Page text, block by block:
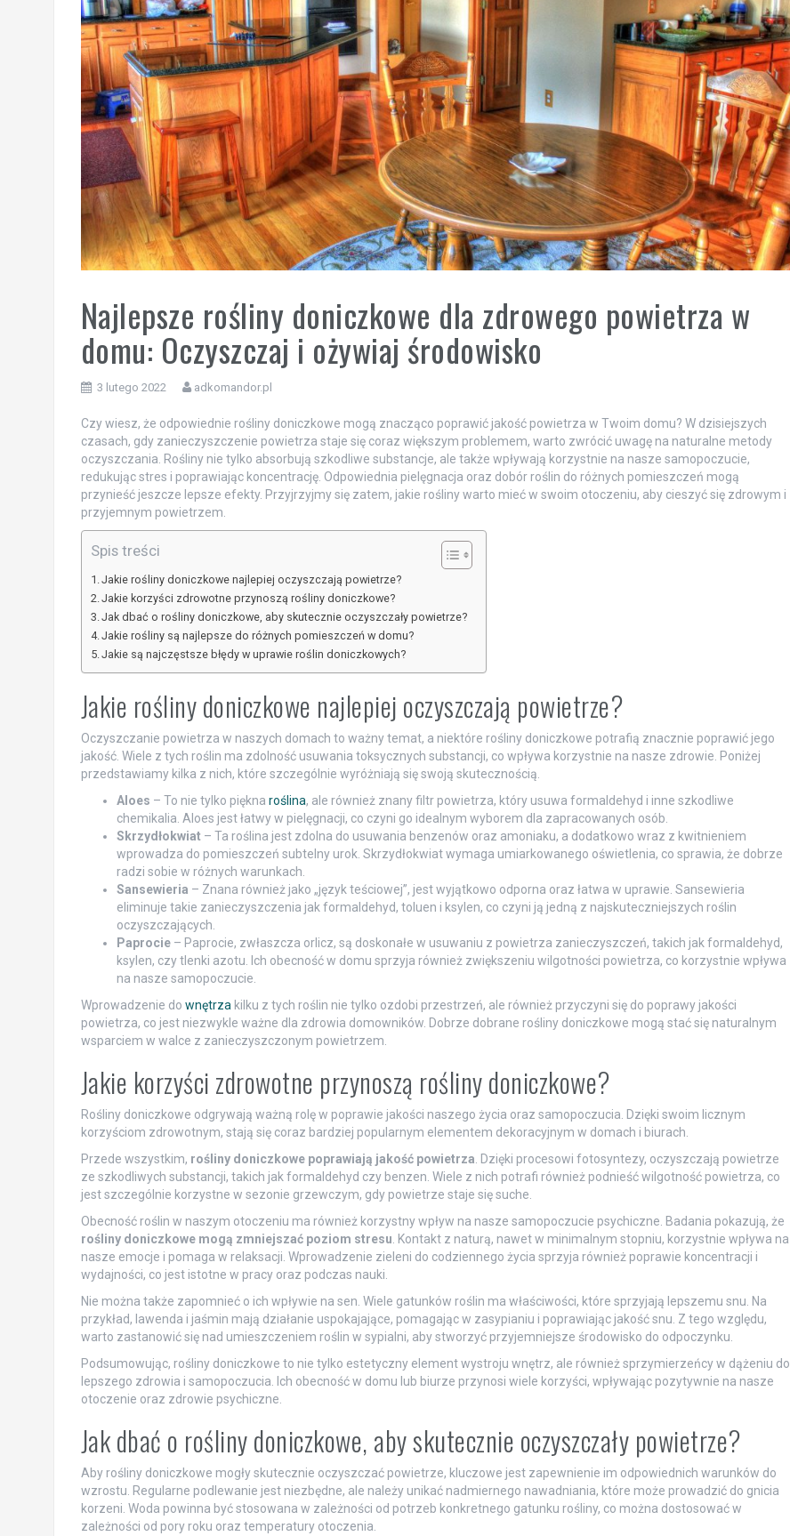
Najlepsze rośliny doniczkowe dla zdrowego powietrza w
domu: Oczyszczaj i ożywiaj środowisko
3 lutego 2022 adkomandor.pl
Czy wiesz, że odpowiednie rośliny doniczkowe mogą znacząco poprawić jakość powietrza w Twoim domu? W dzisiejszych
czasach, gdy zanieczyszczenie powietrza staje się coraz większym problemem, warto zwrócić uwagę na naturalne metody
oczyszczania. Rośliny nie tylko absorbują szkodliwe substancje, ale także wpływają korzystnie na nasze samopoczucie,
redukując stres i poprawiając koncentrację. Odpowiednia pielęgnacja oraz dobór roślin do różnych pomieszczeń mogą
przynieść jeszcze lepsze efekty. Przyjrzyjmy się zatem, jakie rośliny warto mieć w swoim otoczeniu, aby cieszyć się zdrowym i
przyjemnym powietrzem.
Spis treści
Jakie rośliny doniczkowe najlepiej oczyszczają powietrze?
Jakie korzyści zdrowotne przynoszą rośliny doniczkowe?
Jak dbać o rośliny doniczkowe, aby skutecznie oczyszczały powietrze?
Jakie rośliny są najlepsze do różnych pomieszczeń w domu?
Jakie są najczęstsze błędy w uprawie roślin doniczkowych?
Jakie rośliny doniczkowe najlepiej oczyszczają powietrze?
Oczyszczanie powietrza w naszych domach to ważny temat, a niektóre rośliny doniczkowe potrafią znacznie poprawić jego
jakość. Wiele z tych roślin ma zdolność usuwania toksycznych substancji, co wpływa korzystnie na nasze zdrowie. Poniżej
przedstawiamy kilka z nich, które szczególnie wyróżniają się swoją skutecznością.
Aloes – To nie tylko piękna roślina, ale również znany filtr powietrza, który usuwa formaldehyd i inne szkodliwe
chemikalia. Aloes jest łatwy w pielęgnacji, co czyni go idealnym wyborem dla zapracowanych osób.
Skrzydłokwiat– Ta roślina jest zdolna do usuwania benzenów oraz amoniaku, a dodatkowo wraz z kwitnieniem
wprowadza do pomieszczeń subtelny urok. Skrzydłokwiat wymaga umiarkowanego oświetlenia, co sprawia, że dobrze
radzi sobie w różnych warunkach.
Sansewieria – Znana również jako „język teściowej”, jest wyjątkowo odporna oraz łatwa w uprawie. Sansewieria
eliminuje takie zanieczyszczenia jak formaldehyd, toluen i ksylen, co czyni ją jedną z najskuteczniejszych roślin
oczyszczających.
Paprocie– Paprocie, zwłaszcza orlicz, są doskonałe w usuwaniu z powietrza zanieczyszczeń, takich jak formaldehyd,
ksylen, czy tlenki azotu. Ich obecność w domu sprzyja również zwiększeniu wilgotności powietrza, co korzystnie wpływa
na nasze samopoczucie.
Wprowadzenie do wnętrzakilku z tych roślin nie tylko ozdobi przestrzeń, ale również przyczyni się do poprawy jakości
powietrza, co jest niezwykle ważne dla zdrowia domowników. Dobrze dobrane rośliny doniczkowe mogą stać się naturalnym
wsparciem w walce z zanieczyszczonym powietrzem.
Jakie korzyści zdrowotne przynoszą rośliny doniczkowe?
Rośliny doniczkowe odgrywają ważną rolę w poprawie jakości naszego życia oraz samopoczucia. Dzięki swoim licznym
korzyściom zdrowotnym, stają się coraz bardziej popularnym elementem dekoracyjnym w domach i biurach.
Przede wszystkim, rośliny doniczkowe poprawiają jakość powietrza. Dzięki procesowi fotosyntezy, oczyszczają powietrze
ze szkodliwych substancji, takich jak formaldehyd czy benzen. Wiele z nich potrafi również podnieść wilgotność powietrza, co
jest szczególnie korzystne w sezonie grzewczym, gdy powietrze staje się suche.
Obecność roślin w naszym otoczeniu ma również korzystny wpływ na nasze samopoczucie psychiczne. Badania pokazują, że
rośliny doniczkowe mogą zmniejszać poziom stresu. Kontakt z naturą, nawet w minimalnym stopniu, korzystnie wpływa na
nasze emocje i pomaga w relaksacji. Wprowadzenie zieleni do codziennego życia sprzyja również poprawie koncentracji i
wydajności, co jest istotne w pracy oraz podczas nauki.
Nie można także zapomnieć o ich wpływie na sen. Wiele gatunków roślin ma właściwości, które sprzyjają lepszemu snu. Na
przykład, lawenda i jaśmin mają działanie uspokajające, pomagając w zasypianiu i poprawiając jakość snu. Z tego względu,
warto zastanowić się nad umieszczeniem roślin w sypialni, aby stworzyć przyjemniejsze środowisko do odpoczynku.
Podsumowując, rośliny doniczkowe to nie tylko estetyczny element wystroju wnętrz, ale również sprzymierzeńcy w dążeniu do
lepszego zdrowia i samopoczucia. Ich obecność w domu lub biurze przynosi wiele korzyści, wpływając pozytywnie na nasze
otoczenie oraz zdrowie psychiczne.
Jak dbać o rośliny doniczkowe, aby skutecznie oczyszczały powietrze?
Aby rośliny doniczkowe mogły skutecznie oczyszczać powietrze, kluczowe jest zapewnienie im odpowiednich warunków do
wzrostu. Regularne podlewanie jest niezbędne, ale należy unikać nadmiernego nawadniania, które może prowadzić do gnicia
korzeni. Woda powinna być stosowana w zależności od potrzeb konkretnego gatunku rośliny, co można dostosować w
zależności od pory roku oraz temperatury otoczenia.